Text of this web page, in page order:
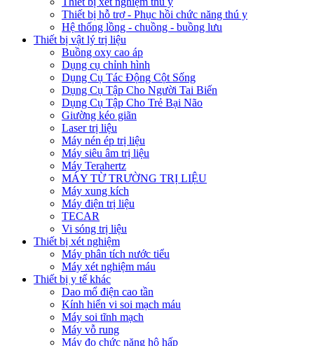
Thiết bị hỗ trợ - Phục hồi chức năng thú y
Hệ thống lồng - chuồng - buồng lưu
Thiết bị vật lý trị liệu
Buồng oxy cao áp
Dụng cụ chỉnh hình
Dụng Cụ Tác Động Cột Sống
Dụng Cụ Tập Cho Người Tai Biến
Dụng Cụ Tập Cho Trẻ Bại Não
Giường kéo giãn
Laser trị liệu
Máy nén ép trị liệu
Máy siêu âm trị liệu
Máy Terahertz
MÁY TỪ TRƯỜNG TRỊ LIỆU
Máy xung kích
Máy điện trị liệu
TECAR
Vi sóng trị liệu
Thiết bị xét nghiệm
Máy phân tích nước tiểu
Máy xét nghiệm máu
Thiết bị y tế khác
Dao mổ điện cao tần
Kính hiển vi soi mạch máu
Máy soi tĩnh mạch
Máy vỗ rung
Máy đo chức năng hô hấp